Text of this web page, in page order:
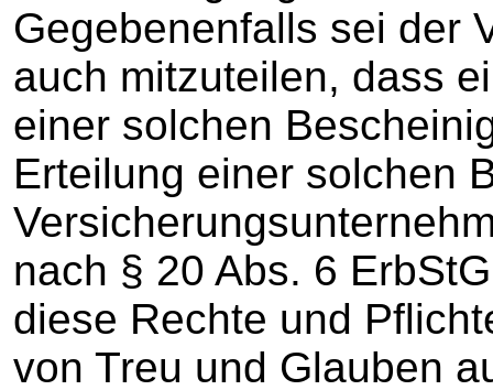
Gegebenenfalls sei der
auch mitzuteilen, dass
einer solchen
Erteilung einer solchen
nach § 20 Abs. 6
diese Rechte und
von Treu und Glauben